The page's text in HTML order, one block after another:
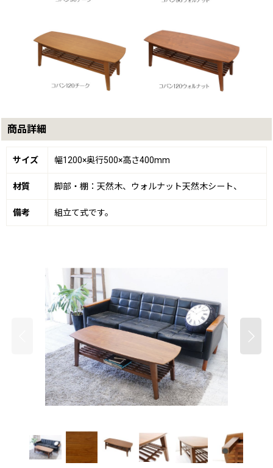
商品詳細
サイズ 幅1200×奥行500×高さ400mm
材質 脚部・棚：天然木、ウォルナット天然木シート、
備考 組立て式です。